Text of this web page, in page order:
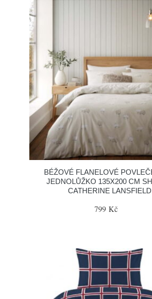
BÉŽOVÉ FLANELOVÉ
JEDNOLŮŽKO 135X200 CM
CATHERINE LANSFIELD
799 Kč